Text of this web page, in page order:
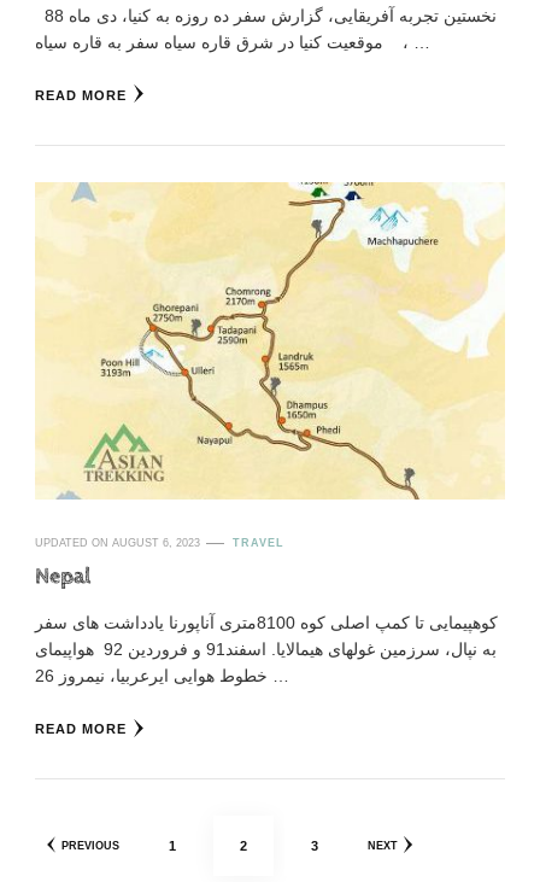
موقعیت کنیا در شرق قاره سیاه سفر به قاره سیاه، …
READ MORE
UPDATED ON AUGUST 6, 2023 TRAVEL
Nepal
کوهپیمایی تا کمپ اصلی کوه 8100متری آناپورنا یادداشت های سفر
به نپال، سرزمین غولهای هیمالایا. اسفند91 و فروردین 92 هواپیمای
READ MORE
Posts
PREVIOUS PAGE
1 PAGE
2 PAGE
3 NEXT